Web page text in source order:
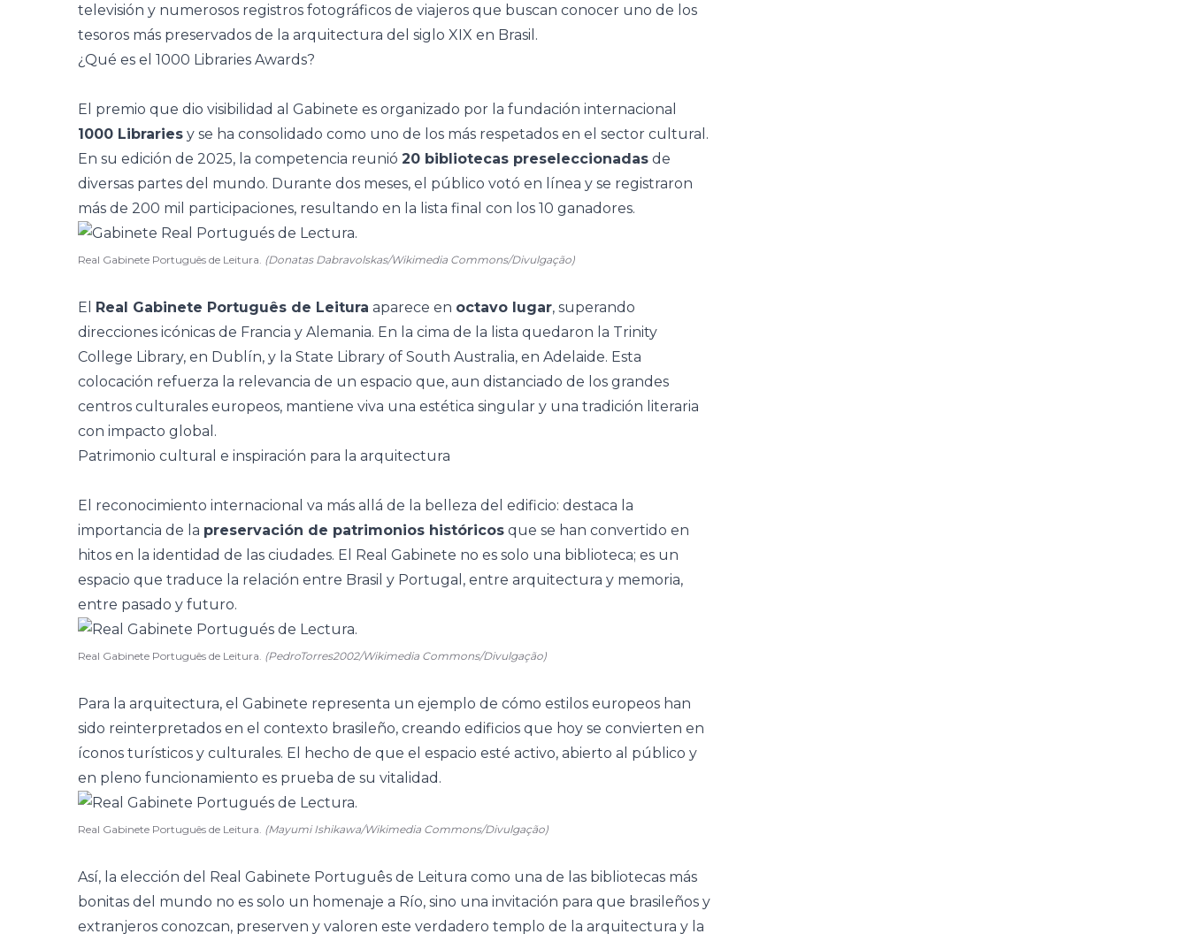
televisión y numerosos registros fotográficos de viajeros que buscan conocer uno de los
tesoros más preservados de la arquitectura del siglo XIX en Brasil.
¿Qué es el 1000 Libraries Awards?
El premio que dio visibilidad al Gabinete es organizado por la fundación internacional
1000 Libraries y se ha consolidado como uno de los más respetados en el sector cultural.
En su edición de 2025, la competencia reunió 20 bibliotecas preseleccionadas de
diversas partes del mundo. Durante dos meses, el público votó en línea y se registraron
más de 200 mil participaciones, resultando en la lista final con los 10 ganadores.
Real Gabinete Português de Leitura. (Donatas Dabravolskas/Wikimedia Commons/Divulgação)
El Real Gabinete Português de Leitura aparece en octavo lugar, superando
direcciones icónicas de Francia y Alemania. En la cima de la lista quedaron la Trinity
College Library, en Dublín, y la State Library of South Australia, en Adelaide. Esta
colocación refuerza la relevancia de un espacio que, aun distanciado de los grandes
centros culturales europeos, mantiene viva una estética singular y una tradición literaria
con impacto global.
Patrimonio cultural e inspiración para la arquitectura
El reconocimiento internacional va más allá de la belleza del edificio: destaca la
importancia de la preservación de patrimonios históricos que se han convertido en
hitos en la identidad de las ciudades. El Real Gabinete no es solo una biblioteca; es un
espacio que traduce la relación entre Brasil y Portugal, entre arquitectura y memoria,
entre pasado y futuro.
Real Gabinete Português de Leitura. (PedroTorres2002/Wikimedia Commons/Divulgação)
Para la arquitectura, el Gabinete representa un ejemplo de cómo estilos europeos han
sido reinterpretados en el contexto brasileño, creando edificios que hoy se convierten en
íconos turísticos y culturales. El hecho de que el espacio esté activo, abierto al público y
en pleno funcionamiento es prueba de su vitalidad.
Real Gabinete Português de Leitura. (Mayumi Ishikawa/Wikimedia Commons/Divulgação)
Así, la elección del Real Gabinete Português de Leitura como una de las bibliotecas más
bonitas del mundo no es solo un homenaje a Río, sino una invitación para que brasileños y
extranjeros conozcan, preserven y valoren este verdadero templo de la arquitectura y la